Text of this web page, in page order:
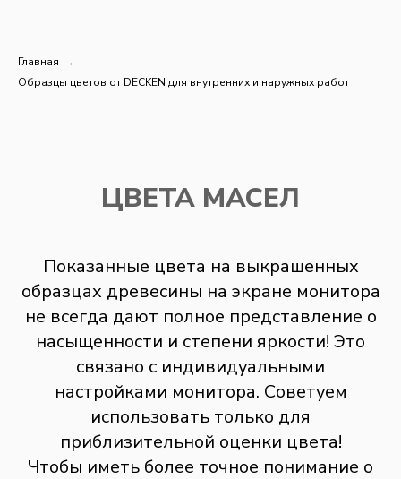
Главная →
Образцы цветов от DECKEN для внутренних и наружных работ
ЦВЕТА МАСЕЛ
Показанные цвета на выкрашенных
образцах древесины на экране монитора
не всегда дают полное представление о
насыщенности и степени яркости! Это
связано с индивидуальными
настройками монитора. Советуем
использовать только для
приблизительной оценки цвета!
Чтобы иметь более точное понимание о